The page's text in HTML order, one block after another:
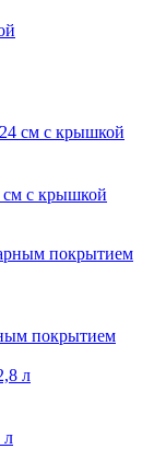
см с крышкой
покрытием
л